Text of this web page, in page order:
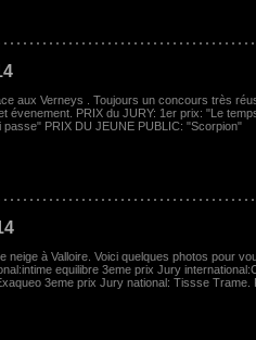
aux Verneys . Toujours un concours très
évenement. PRIX du JURY: 1er prix: "Le
passe" PRIX DU JEUNE PUBLIC: "Scorpion"
neige à Valloire. Voici quelques photos pour
equilibre 3eme prix Jury
3eme prix Jury national: Tissse Trame.